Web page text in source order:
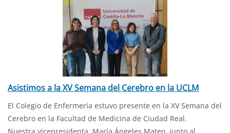
Asistimos a la XV Semana del Cerebro en la UCLM
El Colegio de Enfermería estuvo presente en la XV Semana del
Cerebro en la Facultad de Medicina de Ciudad Real.